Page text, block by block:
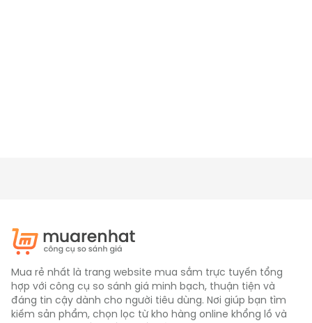
Mua rẻ nhất là trang website mua sắm trực tuyến tổng
hợp với công cụ so sánh giá minh bạch, thuận tiện và
đáng tin cậy dành cho người tiêu dùng. Nơi giúp bạn tìm
kiếm sản phẩm, chọn lọc từ kho hàng online khổng lồ và